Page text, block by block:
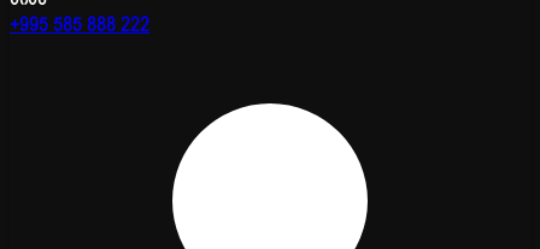
+995 585 888 222